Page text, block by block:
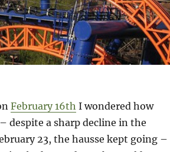
February 16th I wondered how
despite a sharp decline in the
23, the hausse kept going –